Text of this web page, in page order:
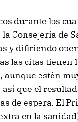
durante los
la Consejería de
y difiriendo
las citas
estén
que el
de espera. El
extra en la